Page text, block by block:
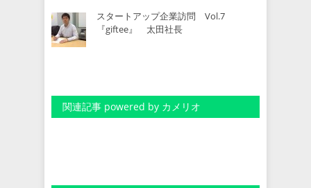
スタートアップ企業訪問 Vol.7
『giftee』 太田社長
関連記事 powered by カメリオ